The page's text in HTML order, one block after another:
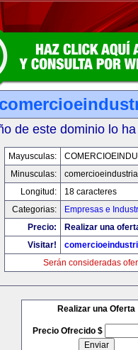
de este dominio lo
Mayusculas:
Minusculas:
Longitud:
18 caracteres
Categorias:
Empresas e
Precio:
Realizar una
Visitar!
Serán consideradas
Realizar una Oferta
Precio Ofrecido $